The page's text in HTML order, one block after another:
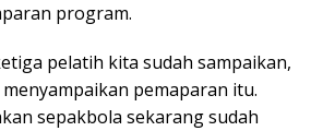
program.
pelatih kita sudah sampaikan,
pemaparan itu.
sepakbola sekarang sudah